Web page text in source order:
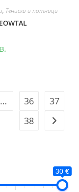
, Тениски и потници
… 36
37
38
30 €